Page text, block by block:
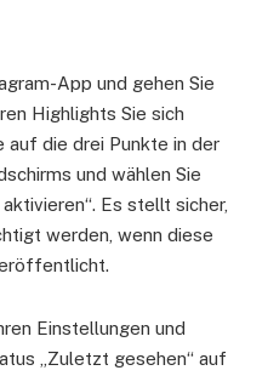
App und gehen Sie
Highlights Sie sich
auf die drei Punkte in der
und wählen Sie
Es stellt sicher,
werden, wenn diese
Einstellungen und
„Zuletzt gesehen“ auf